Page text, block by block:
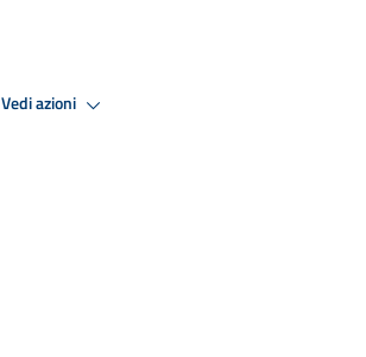
Vedi azioni